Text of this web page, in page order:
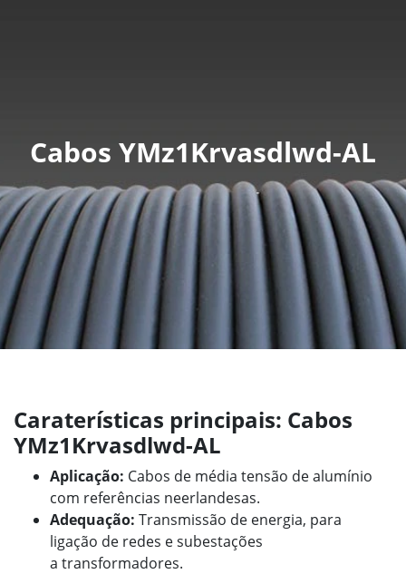
Cabos YMz1Krvasdlwd-AL
Caraterísticas principais: Cabos
YMz1Krvasdlwd-AL
Aplicação: Cabos de média tensão de alumínio
com referências neerlandesas.
Adequação: Transmissão de energia, para
ligação de redes e subestações
a transformadores.